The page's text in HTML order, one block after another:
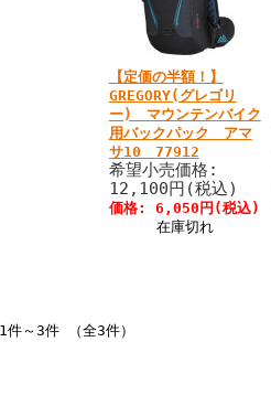
【定価の半額！】
GREGORY(グレゴリ
ー) マウンテンバイク
用バックパック アマ
サ10 77912
希望小売価格:
12,100円(税込)
価格: 6,050円(税込)
在庫切れ
1件～3件 （全3件）